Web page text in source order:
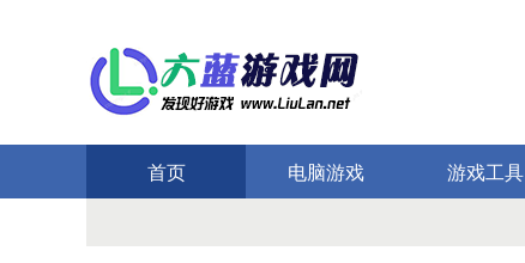
首页 电脑游戏 游戏工具